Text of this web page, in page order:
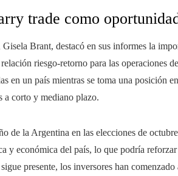
trade como
Brant, destacó en sus informes la
riesgo-retorno para las operaciones
en un país mientras se toma una posición
a corto y mediano plazo.
de la Argentina en las elecciones de
y económica del país, lo que podría
presente, los inversores han